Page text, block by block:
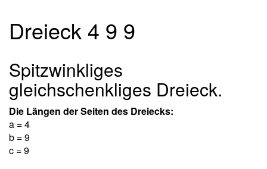
Dreieck 4 9 9
Spitzwinkliges
gleichschenkliges Dreieck.
Die Längen der Seiten des Dreiecks:
a = 4
b = 9
c = 9